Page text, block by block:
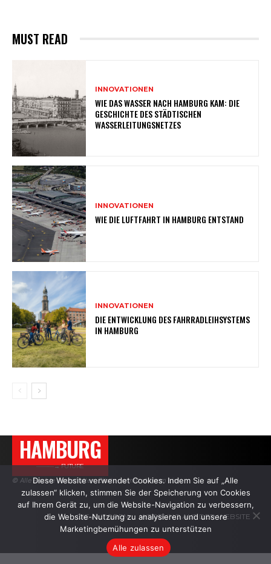
MUST READ
INNOVATIONEN
WIE DAS WASSER NACH HAMBURG KAM: DIE
GESCHICHTE DES STÄDTISCHEN
WASSERLEITUNGSNETZES
INNOVATIONEN
WIE DIE LUFTFAHRT IN HAMBURG ENTSTAND
INNOVATIONEN
DIE ENTWICKLUNG DES FAHRRADLEIHSYSTEMS
IN HAMBURG
HAMBURG
———→ FUTURE
© Alle Rechte vorbehalten. Zitate nur mit aktivem Link.
DIE AUTOREN WERBUNG AUF DER WEBSITE
Diese Website verwendet Cookies. Indem Sie auf „Alle
zulassen“ klicken, stimmen Sie der Speicherung von Cookies
auf Ihrem Gerät zu, um die Website-Navigation zu verbessern,
die Website-Nutzung zu analysieren und unsere
Marketingbemühungen zu unterstützen
Alle zulassen